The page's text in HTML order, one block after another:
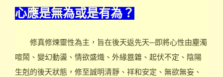
心應是無為或是有為？
修真修煉靈性為主，旨在後天返先天─即將心性由塵濁
喧鬧、變幻動盪、情欲盛熾、外緣囂雜、起伏不定、陰陽
生剋的後天狀態，修至誠明清靜、祥和安定、無欲無妄、